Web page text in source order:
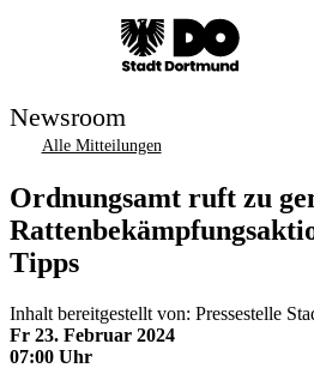
Newsroom
Alle Mitteilungen
Ordnungsamt ruft zu
Tipps
Inhalt bereitgestellt von: Pressestelle
Fr 23. Februar 2024
07:00 Uhr